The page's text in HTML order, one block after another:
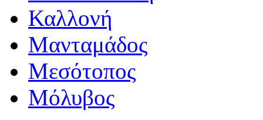
Καλλονή
Μανταμάδος
Μεσότοπος
Μόλυβος